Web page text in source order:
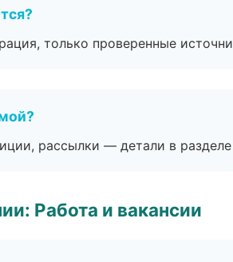
только проверенные
рассылки — детали в
Работа и вакансии